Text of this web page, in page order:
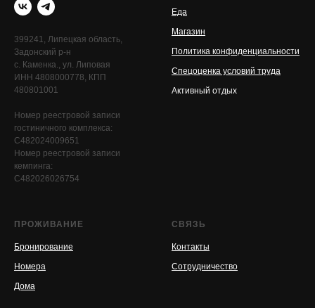
399241, Липецкая область,
Задонский р-н
с. Каменка., ул. Липовая
ИНН 4808000778, КПП
480801001
Номер реестровой записи
гостиничного комплекса:
С482024009651
Номер реестровой записи
кемпинга:
С482026026754
Еда
Магазин
Политика конфиденциальности
Спецоценка условий труда
Активный отдых
ПРОЖИВАНИЕ
Бронирование
Номера
Дома
СВЯЗЬ
Контакты
Сотрудничество